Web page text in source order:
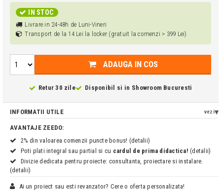
IN STOC
Livrare in 24-48h de Luni-Vineri
Transport de la 14 Lei la locker (gratuit la comenzi > 399 Lei)
ADAUGA IN COS
Retur 30 zile Disponibil si in Showroom Bucuresti
INFORMATII UTILE vezi
AVANTAJE ZEEDO:
2% din valoarea comenzii puncte bonus! (detalii)
Poti plati integral sau partial si cu cardul de prima didactica! (detalii)
Divizie dedicata pentru proiecte: consultanta, proiectare si instalare.
(detalii)
Ai un proiect sau esti revanzator? Cere o oferta personalizata!